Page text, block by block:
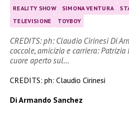
REALITY SHOW
SIMONA VENTURA
TELEVISIONE
TOYBOY
CREDITS: ph: Claudio Cirinesi Di
coccole, amicizia e carriera:
cuore aperto sul…
CREDITS: ph: Claudio Cirinesi
Di Armando Sanchez